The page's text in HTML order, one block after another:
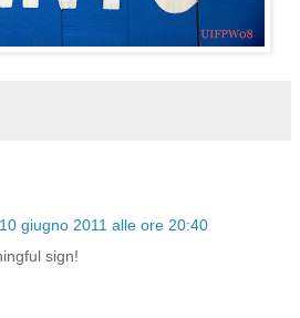
10 giugno 2011 alle ore 20:40
sign!